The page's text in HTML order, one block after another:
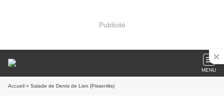
Publicité
MENU
Accueil » Salade de Dents de Lion (Pissenlits)